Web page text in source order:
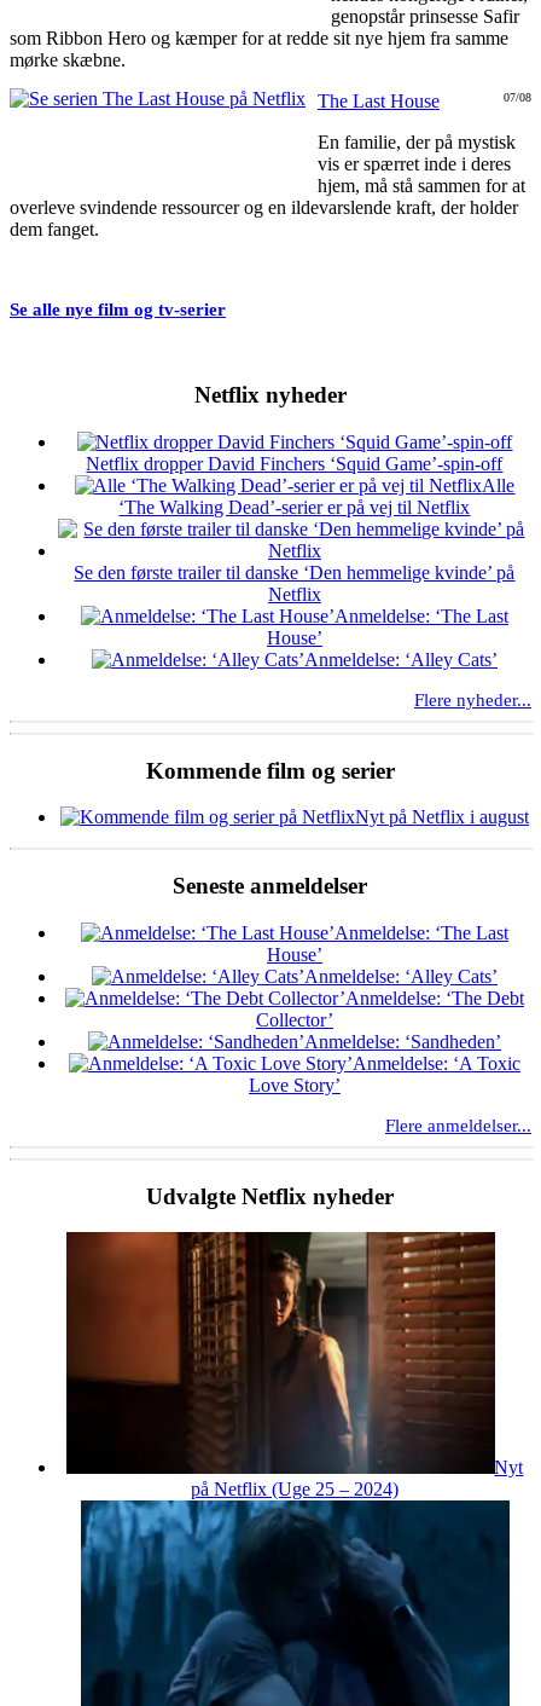
genopstår prinsesse Safir
som Ribbon Hero og kæmper for at redde sit nye hjem fra samme
mørke skæbne.
07/08
The Last House
En familie, der på mystisk
vis er spærret inde i deres
hjem, må stå sammen for at
overleve svindende ressourcer og en ildevarslende kraft, der holder
dem fanget.
Se alle nye film og tv-serier
Netflix nyheder
Netflix dropper David Finchers ‘Squid Game’-spin-off
Alle
‘The Walking Dead’-serier er på vej til Netflix
Se den første trailer til danske ‘Den hemmelige kvinde’ på
Netflix
Anmeldelse: ‘The Last
House’
Anmeldelse: ‘Alley Cats’
Flere nyheder...
Kommende film og serier
Nyt på Netflix i august
Seneste anmeldelser
Anmeldelse: ‘The Last
House’
Anmeldelse: ‘Alley Cats’
Anmeldelse: ‘The Debt
Collector’
Anmeldelse: ‘Sandheden’
Anmeldelse: ‘A Toxic
Love Story’
Flere anmeldelser...
Udvalgte Netflix nyheder
Nyt
på Netflix (Uge 25 – 2024)